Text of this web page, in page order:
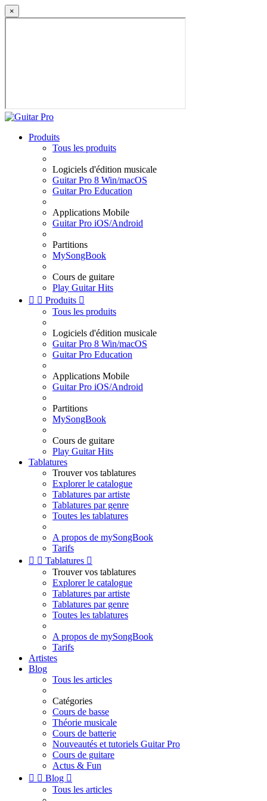
×
Produits
Tous les produits
Logiciels d'édition musicale
Guitar Pro 8 Win/macOS
Guitar Pro Education
Applications Mobile
Guitar Pro iOS/Android
Partitions
MySongBook
Cours de guitare
Play Guitar Hits
  Produits 
Tous les produits
Logiciels d'édition musicale
Guitar Pro 8 Win/macOS
Guitar Pro Education
Applications Mobile
Guitar Pro iOS/Android
Partitions
MySongBook
Cours de guitare
Play Guitar Hits
Tablatures
Trouver vos tablatures
Explorer le catalogue
Tablatures par artiste
Tablatures par genre
Toutes les tablatures
A propos de mySongBook
Tarifs
  Tablatures 
Trouver vos tablatures
Explorer le catalogue
Tablatures par artiste
Tablatures par genre
Toutes les tablatures
A propos de mySongBook
Tarifs
Artistes
Blog
Tous les articles
Catégories
Cours de basse
Théorie musicale
Cours de batterie
Nouveautés et tutoriels Guitar Pro
Cours de guitare
Actus & Fun
  Blog 
Tous les articles